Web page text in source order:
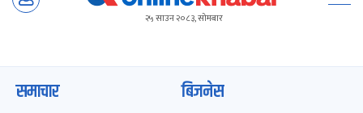
२५ साउन २०८३, सोमबार
समाचार बिजनेस